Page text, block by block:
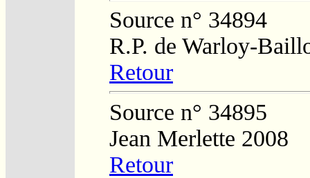
Source n° 34894
R.P. de Warloy-
Retour
Source n° 34895
Jean Merlette 2008
Retour